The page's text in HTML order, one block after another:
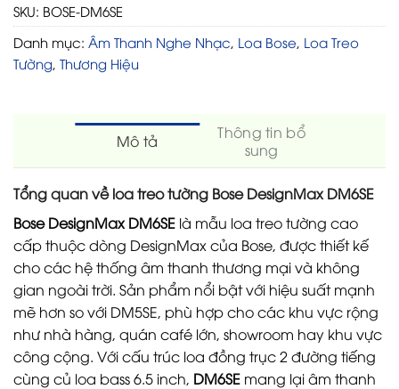
SKU: BOSE-DM6SE
Danh mục: Âm Thanh Nghe Nhạc Loa Bose Loa Treo
Tường Thương Hiệu
Mô tả
Thông tin bổ
sung
Tổng quan về loa treo tường Bose DesignMax DM6SE
Bose DesignMax DM6SE là mẫu loa treo tường cao
cấp thuộc dòng DesignMax của Bose, được thiết kế
cho các hệ thống âm thanh thương mại và không
gian ngoài trời. Sản phẩm nổi bật với hiệu suất mạnh
mẽ hơn so với DM5SE, phù hợp cho các khu vực rộng
như nhà hàng, quán café lớn, showroom hay khu vực
công cộng. Với cấu trúc loa đồng trục 2 đường tiếng
cùng củ loa bass 6.5 inch, DM6SE mang lại âm thanh